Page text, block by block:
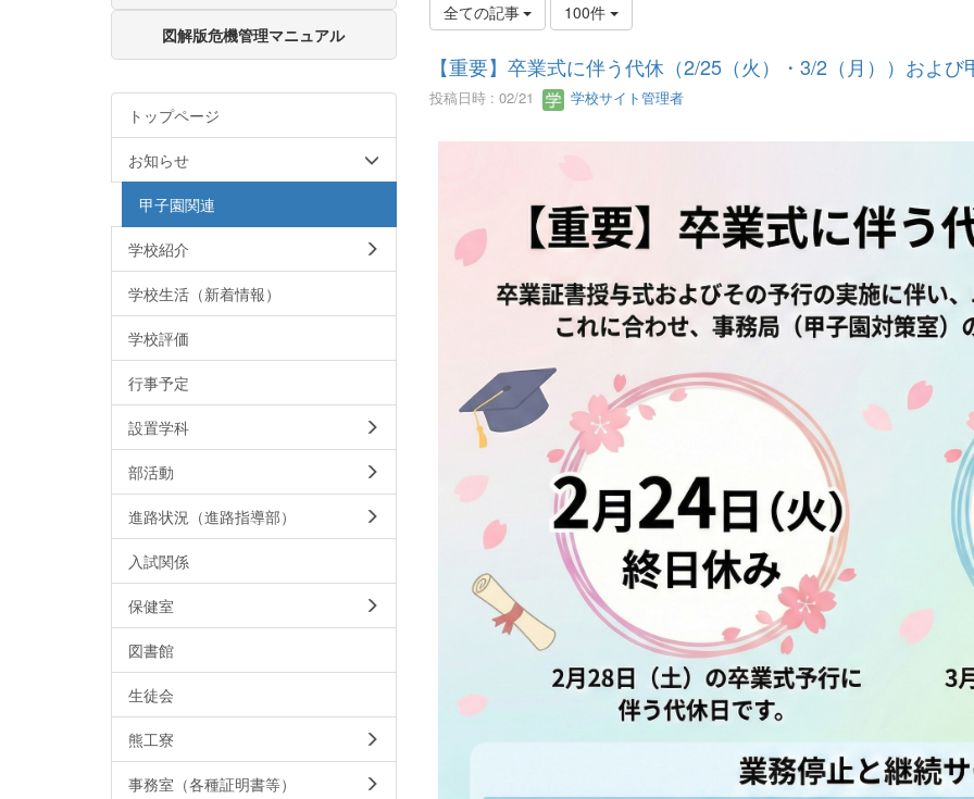
全ての記事 100件
【重要】卒業式に伴う代休（2/25（火）・3/2（月））およ
投稿日時 : 02/21 学校サイト管理者
図解版危機管理マニュアル
トップページ
お知らせ
甲子園関連
学校紹介
学校生活（新着情報）
学校評価
行事予定
設置学科
部活動
進路状況（進路指導部）
入試関係
保健室
図書館
生徒会
熊工寮
事務室（各種証明書等）